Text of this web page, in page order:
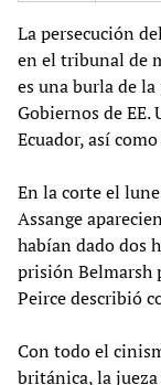
La persecución
en el tribunal de
es una burla de
Gobiernos de EE.
Ecuador, así
En la corte el
Assange
habían dado dos
prisión Belmarsh
Peirce describió
Con todo el
británica, la